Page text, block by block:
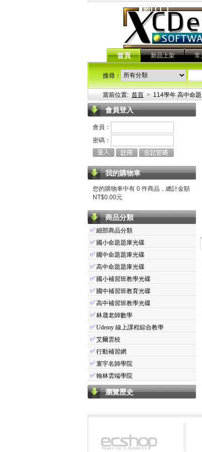
首頁 新品上架 常
搜尋：
當前位置: 首頁 > 114學年 高中命
會員登入
會員：
密碼：
我的購物車
您的購物車中有 0 件商品，總計金額
NT$0.00元
商品分類
✅細部商品分類
✅ 國小命題題庫光碟
✅ 國中命題題庫光碟
✅高中命題題庫光碟
✅ 國小補習班教學光碟
✅ 國中補習班教育光碟
✅高中補習班教學光碟
✅林晟老師數學
✅Udemy 線上課程綜合教學
✅艾爾雲校
✅行動補習網
✅寰宇名師學院
✅翰林雲端學院
瀏覽歷史